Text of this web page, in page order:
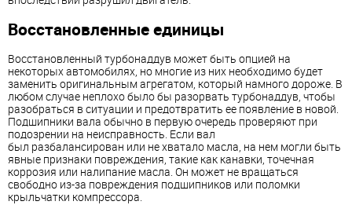
Восстановленные единицы
Восстановленный турбонаддув может быть опцией на
некоторых автомобилях, но многие из них необходимо будет
заменить оригинальным агрегатом, который намного дороже. В
любом случае неплохо было бы разорвать турбонаддув, чтобы
разобраться в ситуации и предотвратить ее появление в новой.
Подшипники вала обычно в первую очередь проверяют при
подозрении на неисправность. Если вал
был разбалансирован или не хватало масла, на нем могли быть
явные признаки повреждения, такие как канавки, точечная
коррозия или налипание масла. Он может не вращаться
свободно из-за повреждения подшипников или поломки
крыльчатки компрессора.